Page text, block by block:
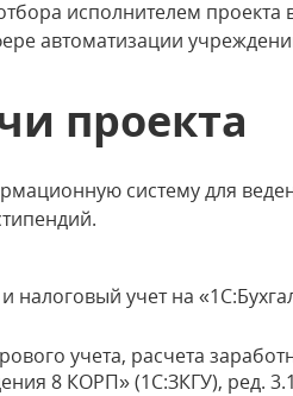
исполнителем
автоматизации
проекта
систему для
налоговый учет на
учета, расчета
8 КОРП» (1С:ЗКГУ), ред.